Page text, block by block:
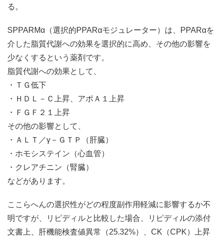
る。
SPPARMα（選択的PPARαモジュレーター）は、PPARαを
介した脂質代謝への効果を選択的に高め、その他の影響を
少なくするという薬剤です。
脂質代謝への効果として、
・ＴＧ低下
・ＨＤＬ－Ｃ上昇、アポＡ１上昇
・ＦＧＦ２１上昇
その他の影響として、
・ＡＬＴ／γ－ＧＴＰ（肝臓）
・ホモシステイン（心血管）
・クレアチニン（腎臓）
などがあります。
ここらへんの選択性がどの程度副作用軽減に影響するか不
明ですが、リピディルと比較した場合、リピディルの添付
文書上、肝機能検査値異常（25.32%）、CK（CPK）上昇